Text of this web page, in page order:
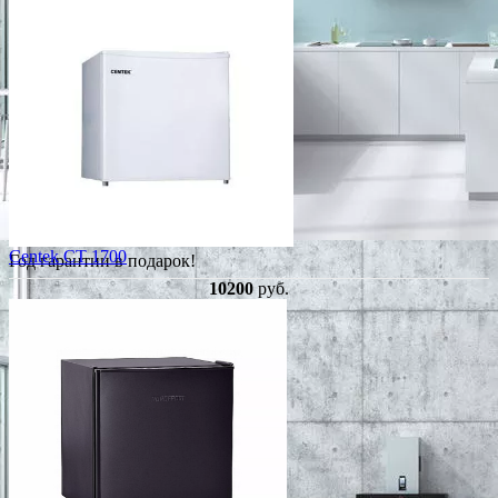
Год гарантии в подарок!
Centek CT 1700
10200руб.